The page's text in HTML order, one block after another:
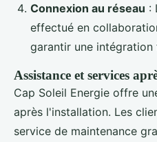
Connexion au réseau :
effectué en
garantir une intégration
Assistance et services
Cap Soleil Energie offre
après l'installation. Les
service de maintenance